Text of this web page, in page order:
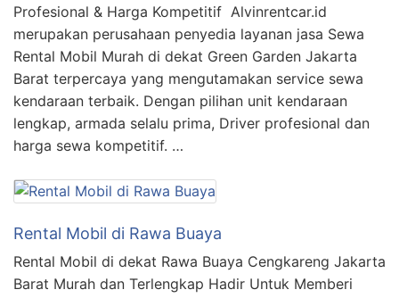
Profesional & Harga Kompetitif Alvinrentcar.id
merupakan perusahaan penyedia layanan jasa Sewa
Rental Mobil Murah di dekat Green Garden Jakarta
Barat terpercaya yang mengutamakan service sewa
kendaraan terbaik. Dengan pilihan unit kendaraan
lengkap, armada selalu prima, Driver profesional dan
harga sewa kompetitif. …
Rental Mobil di Rawa Buaya
Rental Mobil di dekat Rawa Buaya Cengkareng Jakarta
Barat Murah dan Terlengkap Hadir Untuk Memberi